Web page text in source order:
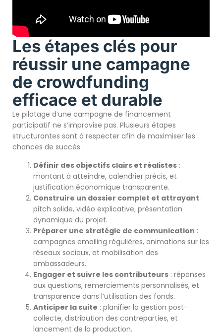
Les étapes clés pour
réussir une campagne
de crowdfunding
efficace et durable
Le pilotage d’une campagne de financement
participatif ne s’improvise pas. Plusieurs étapes
structurantes sont à respecter afin de maximiser les
chances de succès :
Définir des objectifs clairs et réalistes :
montant à atteindre, calendrier précis, et
justification économique transparente.
Construire un dossier complet et attrayant :
pitch solide, vidéo explicative, présentation
dynamique du projet.
Préparer une stratégie de communication :
campagnes emailing régulières, animations sur les
réseaux sociaux, et mobilisation des
ambassadeurs.
Engager et suivre les contributeurs : réponses
aux questions, remerciements personnalisés, et
transparence dans l’utilisation des fonds.
Anticiper la suite : planifier la gestion post-
collecte, distribution des contreparties, et
lancement de la production.